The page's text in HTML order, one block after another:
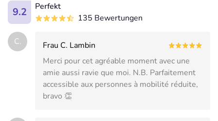
9.2
Perfekt
135 Bewertungen
C.
Frau C. Lambin
Merci pour cet agréable moment avec une
amie aussi ravie que moi. N.B. Parfaitement
accessible aux personnes à mobilité réduite,
bravo 👏